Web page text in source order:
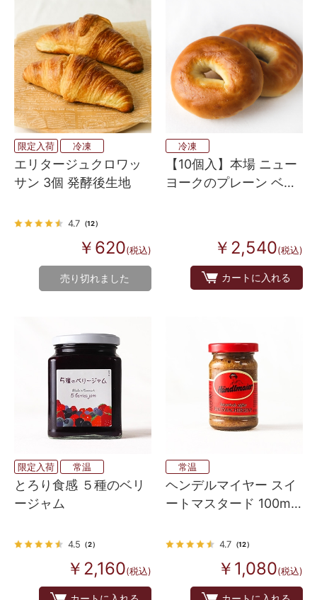
限定入荷 冷凍
エリタージュクロワッ
サン 3個 発酵後生地
4.7 （12）
￥620(税込)
売り切れました
冷凍
【10個入】本場 ニュー
ヨークのプレーン ベー
￥2,540(税込)
カートに入れる
限定入荷 常温
とろり食感 ５種のベリ
ージャム
4.5 （2）
￥2,160(税込)
常温
ヘンデルマイヤー スイ
ートマスタード 100ml
4.7 （12）
￥1,080(税込)